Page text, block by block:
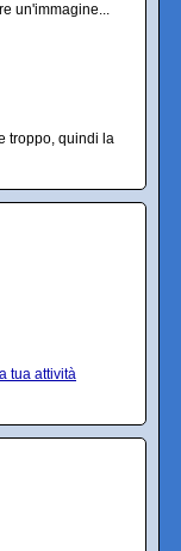
un'immagine...
troppo, quindi la
tua attività